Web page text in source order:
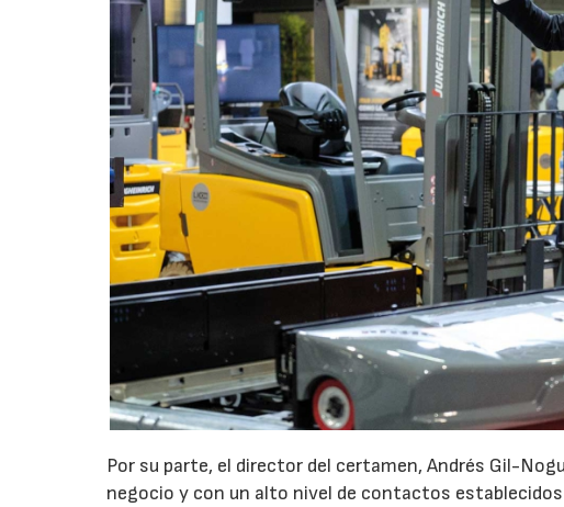
Por su parte, el director del certamen, Andrés Gil-
negocio y con un alto nivel de contactos